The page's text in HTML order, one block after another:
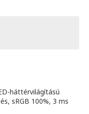
háttérvilágítású
sRGB 100%, 3 ms